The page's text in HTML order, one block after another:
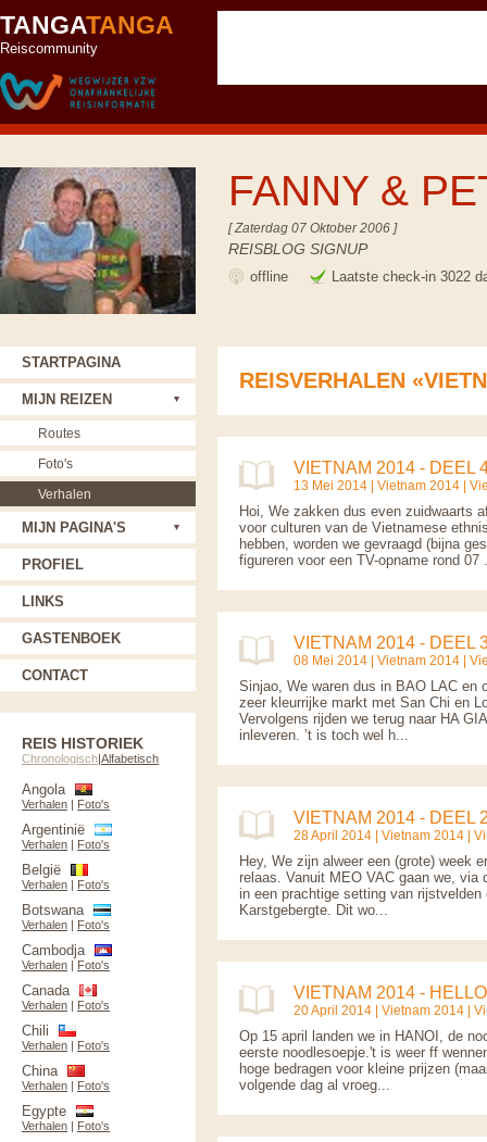
TANGATANGA
Reiscommunity
FANNY &
[ Zaterdag 07 Oktober 2006 ]
REISBLOG SIGNUP
offline Laatste check-in 3022
REISVERHALEN
VIETNAM 2014 - DEEL
13 Mei 2014 | Vietnam 2014 |
Hoi, We zakken dus even zuidwaarts
voor culturen van de Vietnamese
hebben, worden we gevraagd (bijna
figureren voor een TV-opname rond 07
VIETNAM 2014 - DEEL
08 Mei 2014 | Vietnam 2014 |
Sinjao, We waren dus in BAO LAC en
zeer kleurrijke markt met San Chi en
Vervolgens rijden we terug naar HA
inleveren. ’t is toch wel h...
VIETNAM 2014 - DEEL
28 April 2014 | Vietnam 2014 |
Hey, We zijn alweer een (grote) week
relaas. Vanuit MEO VAC gaan we,
in een prachtige setting van
Karstgebergte. Dit wo...
VIETNAM 2014 -
20 April 2014 | Vietnam 2014 |
Op 15 april landen we in HANOI, de
eerste noodlesoepje.'t is weer ff
hoge bedragen voor kleine prijzen
volgende dag al vroeg...
STARTPAGINA
MIJN REIZEN
Routes
Foto's
Verhalen
MIJN PAGINA'S
PROFIEL
LINKS
GASTENBOEK
CONTACT
REIS HISTORIEK
Chronologisch|Alfabetisch
Angola
Verhalen | Foto's
Argentinië
Verhalen | Foto's
België
Verhalen | Foto's
Botswana
Verhalen | Foto's
Cambodja
Verhalen | Foto's
Canada
Verhalen | Foto's
Chili
Verhalen | Foto's
China
Verhalen | Foto's
Egypte
Verhalen | Foto's